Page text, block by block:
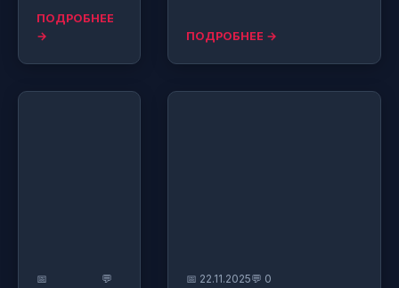
ПОДРОБНЕЕ
→
ПОДРОБНЕЕ →
📅
💬
📅 22.11.2025💬 0